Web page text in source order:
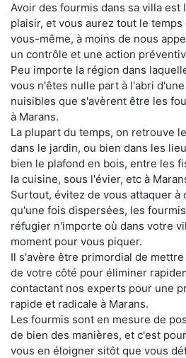
Avoir des fourmis dans sa villa
plaisir, et vous aurez tout le
vous-même, à moins de nous
un contrôle et une action
Peu importe la région dans
vous n'êtes nulle part à l'abri
nuisibles que s'avèrent être les
à Marans.
La plupart du temps, on retrouve
dans le jardin, ou bien dans les
bien le plafond en bois, entre les
la cuisine, sous l'évier, etc à
Surtout, évitez de vous attaquer à
qu'une fois dispersées, les
réfugier n'importe où dans votre
moment pour vous piquer.
Il s'avère être primordial de
de votre côté pour éliminer
contactant nos experts pour une
rapide et radicale à Marans.
Les fourmis sont en mesure de
de bien des manières, et c'est
vous en éloigner sitôt que vous